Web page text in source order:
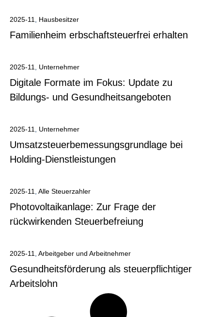
2025-11 Hausbesitzer
Familienheim erbschaftsteuerfrei erhalten
2025-11 Unternehmer
Digitale Formate im Fokus: Update zu
Bildungs- und Gesundheitsangeboten
2025-11 Unternehmer
Umsatzsteuerbemessungsgrundlage bei
Holding-Dienstleistungen
2025-11 Alle Steuerzahler
Photovoltaikanlage: Zur Frage der
rückwirkenden Steuerbefreiung
2025-11 Arbeitgeber und Arbeitnehmer
Gesundheitsförderung als steuerpflichtiger
Arbeitslohn